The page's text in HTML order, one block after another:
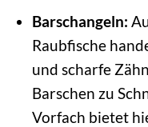
Barschangeln:
Raubfische
und scharfe
Barschen zu
Vorfach bietet